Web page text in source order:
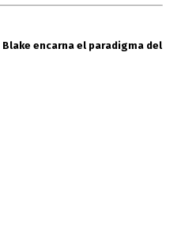
Blake encarna el paradigma del